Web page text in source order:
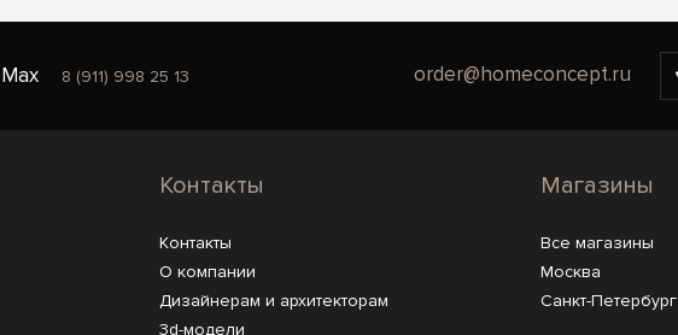
Max 8 (911) 998 25 13 order@homeconcept.ru
Контакты
Контакты
О компании
Дизайнерам и архитекторам
3d-модели
Магазины
Все магазины
Москва
Санкт-Петербург